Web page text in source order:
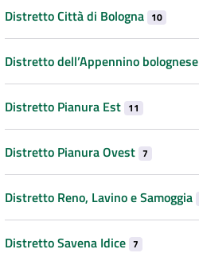
Distretto Città di Bologna 10
Distretto dell’Appennino bolognese
Distretto Pianura Est 11
Distretto Pianura Ovest 7
Distretto Reno, Lavino e Samoggia
Distretto Savena Idice 7